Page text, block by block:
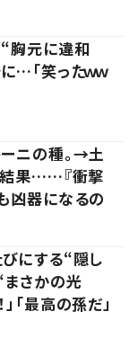
胸元に違和
…「笑ったｗｗ
ニの種。→土
結果……『衝撃
凶器になるの
にする“隠し
まさかの光
「最高の孫だ」